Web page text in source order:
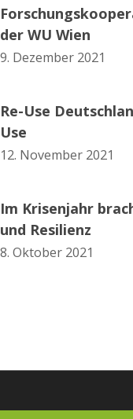
der WU Wien
9. Dezember 2021
Re-Use
Use
12. November 2021
Im Krisenjahr
und Resilienz
8. Oktober 2021